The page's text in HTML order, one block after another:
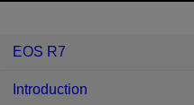
EOS R7
Introduction